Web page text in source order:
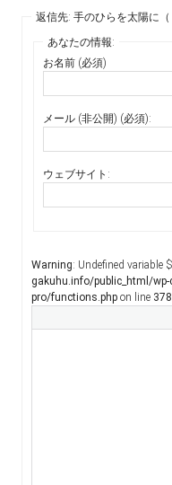
返信先: 手のひらを太陽に
あなたの情報:
お名前 (必須)
メール (非公開) (必須):
ウェブサイト:
Warning : Undefined variable
gakuhu.info/public_html/
pro/functions.php on line 378